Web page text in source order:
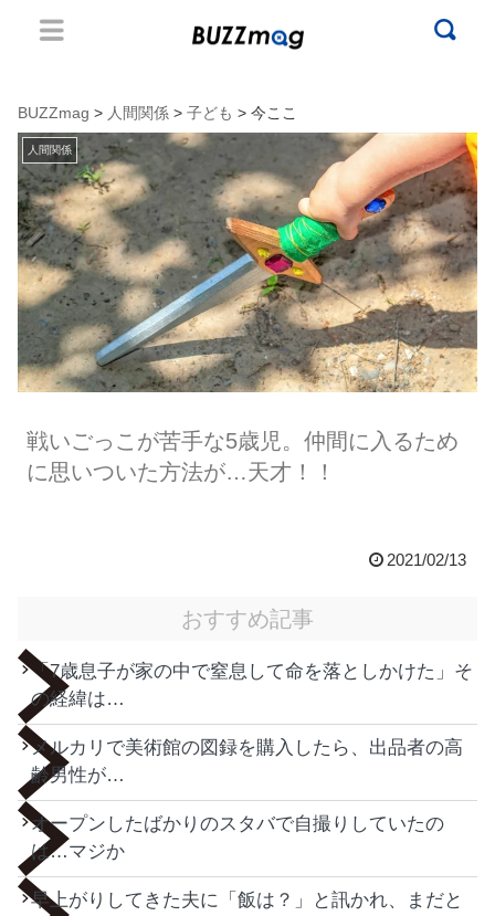
BUZZmag > 人間関係 > 子ども > 今ここ
人間関係
戦いごっこが苦手な5歳児。仲間に入るため
に思いついた方法が…天才！！
2021/02/13
おすすめ記事
「7歳息子が家の中で窒息して命を落としかけた」そ
の経緯は…
メルカリで美術館の図録を購入したら、出品者の高
齢男性が…
オープンしたばかりのスタバで自撮りしていたの
は…マジか
早上がりしてきた夫に「飯は？」と訊かれ、まだと